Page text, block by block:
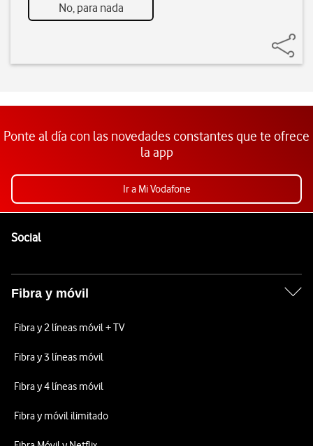
No, para nada
Ponte al día con las novedades constantes que te ofrece
la app
Ir a Mi Vodafone
SocialEnlaces a las redes sociales de Vodafone
Fibra y móvil
Fibra y 2 líneas móvil + TV
Fibra y 3 líneas móvil
Fibra y 4 líneas móvil
Fibra y móvil ilimitado